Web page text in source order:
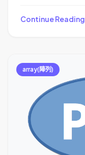
Continue Reading
array(陣列)